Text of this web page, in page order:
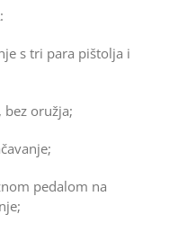
s tri para pištolja i
bez oružja;
pedalom na